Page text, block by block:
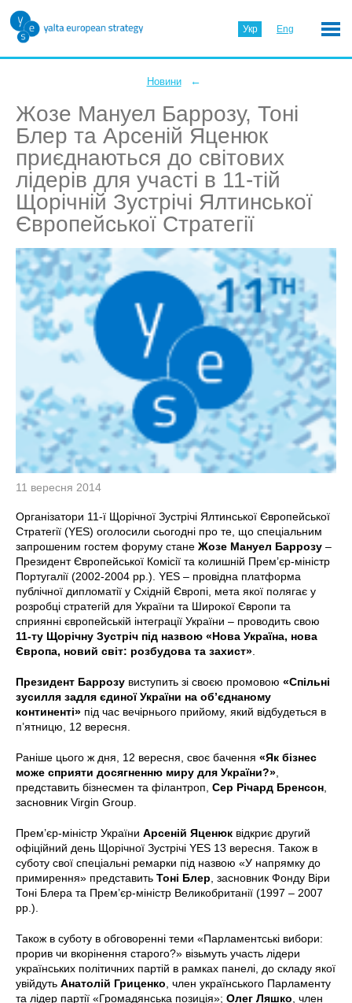
Укр Eng
Новини ←
Жозе Мануел Баррозу, Тоні
Блер та Арсеній Яценюк
приєднаються до світових
лідерів для участі в 11-тій
Щорічній Зустрічі Ялтинської
Європейської Стратегії
11 вересня 2014
Організатори 11-ї Щорічної Зустрічі Ялтинської Європейської
Стратегії (YES) оголосили сьогодні про те, що спеціальним
запрошеним гостем форуму стане Жозе Мануел Баррозу –
Президент Європейської Комісії та колишній Прем’єр-міністр
Португалії (2002-2004 рр.). YES – провідна платформа
публічної дипломатії у Східній Європі, мета якої полягає у
розробці стратегій для України та Широкої Європи та
сприянні європейській інтеграції України – проводить свою
11-ту Щорічну Зустріч під назвою «Нова Україна, нова
Європа, новий світ: розбудова та захист»
Президент Баррозу виступить зі своєю промовою «Спільні
зусилля задля єдиної України на об’єднаному
континенті» під час вечірнього прийому, який відбудеться в
п’ятницю, 12 вересня.
Раніше цього ж дня, 12 вересня, своє бачення «Як бізнес
може сприяти досягненню миру для України?»
представить бізнесмен та філантроп, Сер Річард Бренсон
засновник Virgin Group.
Прем’єр-міністр України Арсеній Яценюк відкриє другий
офіційний день Щорічної Зустрічі YES 13 вересня. Також в
суботу свої спеціальні ремарки під назвою «У напрямку до
примирення» представить Тоні Блер , засновник Фонду Віри
Тоні Блера та Прем’єр-міністр Великобританії (1997 – 2007
рр.).
Також в суботу в обговоренні теми «Парламентські вибори:
прорив чи вкорінення старого?» візьмуть участь лідери
українських політичних партій в рамках панелі, до складу якої
увійдуть Анатолій Гриценко , член українського Парламенту
та лідер партії «Громадянська позиція»; Олег Ляшко , член